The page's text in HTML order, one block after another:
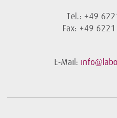
Tel.: +49
Fax: +49
E-Mail: